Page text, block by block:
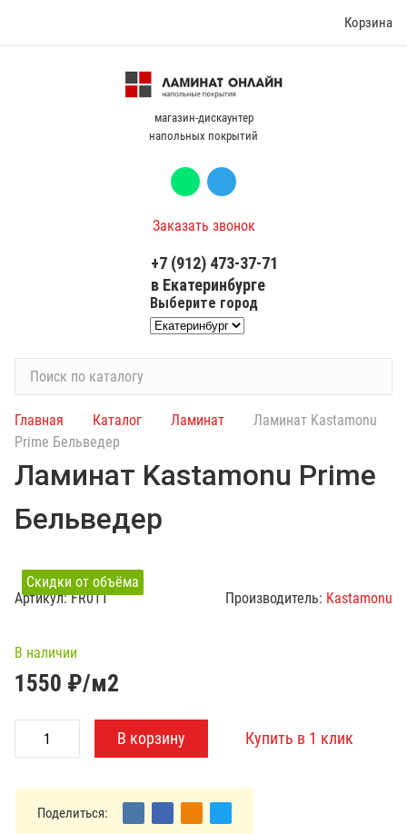
Корзина
магазин-дискаунтер
напольных покрытий
и
с
п
к
л
г
у
Заказать звонок
+7 (912) 473-37-71
в Екатеринбурге
Выберите город
Главная Каталог Ламинат
Ламинат Kastamonu
Prime Бельведер
Ламинат Kastamonu Prime
Бельведер
Скидки от объёма
Артикул:FR011 Производитель: Kastamonu
В наличии
1550 ₽/м2
Поделиться: